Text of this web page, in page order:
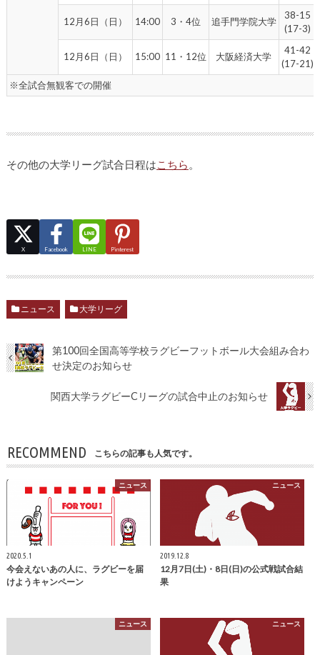
12月6日（日） 14:00 3・4位 追手門学院大学
38-15
(17-3)
12月6日（日） 15:00 11・12位 大阪経済大学
41-42
(17-21)
※全試合無観客での開催
その他の大学リーグ試合日程はこちら 。
X Facebook LINE Pinterest
ニュース 大学リーグ
第100回全国高等学校ラグビーフットボール大会組み合わ
せ決定のお知らせ
関西大学ラグビーCリーグの試合中止のお知らせ
RECOMMEND こちらの記事も人気です。
ニュース
2020.5.1
今会えないあの人に、ラグビーを届
けようキャンペーン
ニュース
2019.12.8
12月7日(土)・8日(日)の公式戦試合結
果
ニュース ニュース